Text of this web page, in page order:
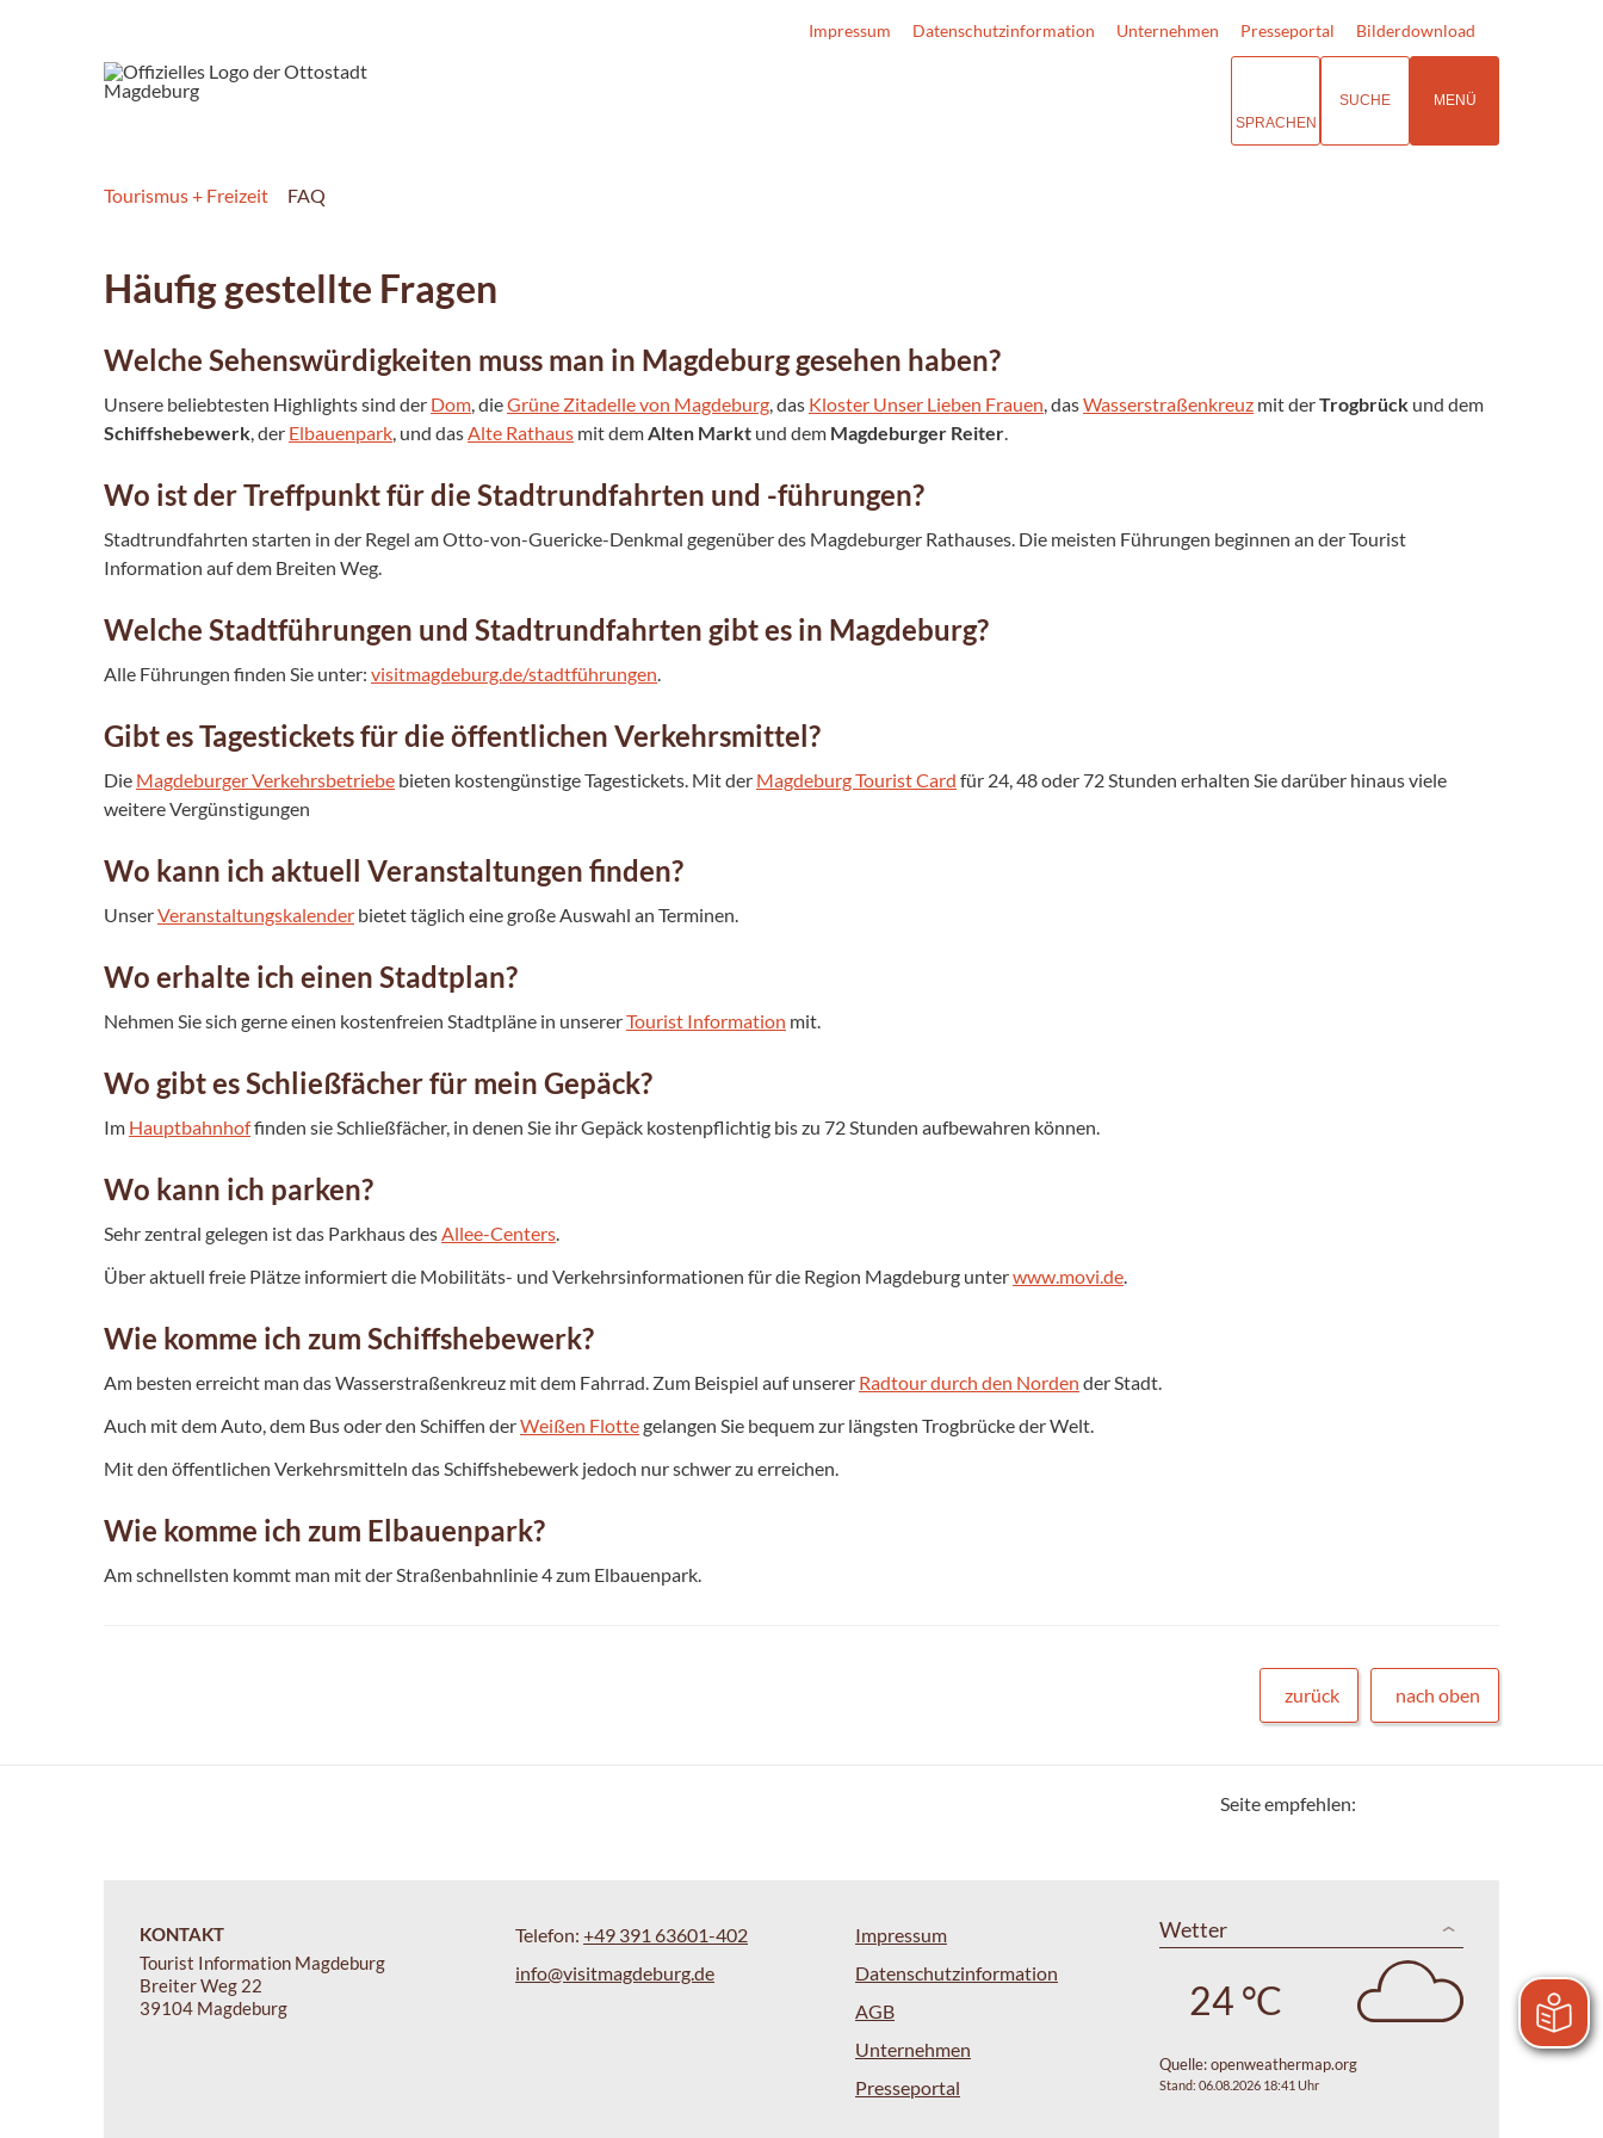
Impressum Datenschutzinformation Unternehmen Presseportal Bilderdownload
SPRACHEN
SUCHE MENÜ
Tourismus + Freizeit FAQ
Häufig gestellte Fragen
Welche Sehenswürdigkeiten muss man in Magdeburg gesehen haben?
Unsere beliebtesten Highlights sind der Dom , dieGrüne Zitadelle von Magdeburg , das Kloster Unser Lieben Frauen , dasWasserstraßenkreuz mit derTrogbrück und dem
Schiffshebewerk , der Elbauenpark , und das Alte Rathaus mit dem Alten Markt und dem Magdeburger Reiter
Wo ist der Treffpunkt für die Stadtrundfahrten und -führungen?
Stadtrundfahrten starten in der Regel am Otto-von-Guericke-Denkmal gegenüber des Magdeburger Rathauses. Die meisten Führungen beginnen an der Tourist
Information auf dem Breiten Weg.
Welche Stadtführungen und Stadtrundfahrten gibt es in Magdeburg?
Alle Führungen finden Sie unter: visitmagdeburg.de/stadtführungen
Gibt es Tagestickets für die öffentlichen Verkehrsmittel?
Die Magdeburger Verkehrsbetriebe bieten kostengünstige Tagestickets. Mit der Magdeburg Tourist Card für 24, 48 oder 72 Stunden erhalten Sie darüber hinaus viele
weitere Vergünstigungen
Wo kann ich aktuell Veranstaltungen finden?
UnserVeranstaltungskalender bietet täglich eine große Auswahl an Terminen.
Wo erhalte ich einen Stadtplan?
Nehmen Sie sich gerne einen kostenfreien Stadtpläne in unsererTourist Information mit.
Wo gibt es Schließfächer für mein Gepäck?
Im Hauptbahnhoffinden sie Schließfächer, in denen Sie ihr Gepäck kostenpflichtig bis zu 72 Stunden aufbewahren können.
Wo kann ich parken?
Sehr zentral gelegen ist das Parkhaus des Allee-Centers
Über aktuell freie Plätze informiert die Mobilitäts- und Verkehrsinformationen für die Region Magdeburg unterwww.movi.de
Wie komme ich zum Schiffshebewerk?
Am besten erreicht man das Wasserstraßenkreuz mit dem Fahrrad. Zum Beispiel auf unserer Radtour durch den Norden der Stadt.
Auch mit dem Auto, dem Bus oder den Schiffen derWeißen Flottegelangen Sie bequem zur längsten Trogbrücke der Welt.
Mit den öffentlichen Verkehrsmitteln das Schiffshebewerk jedoch nur schwer zu erreichen.
Wie komme ich zum Elbauenpark?
Am schnellsten kommt man mit der Straßenbahnlinie 4 zum Elbauenpark.
zurück nach oben
Seite empfehlen:
KONTAKT
Tourist Information Magdeburg
Breiter Weg 22
39104 Magdeburg
Telefon: +49 391 63601-402
info@visitmagdeburg.de
Impressum
Datenschutzinformation
AGB
Unternehmen
Presseportal
Wetter
24 °C
Quelle:openweathermap.org
Stand: 06.08.2026 18:41 Uhr